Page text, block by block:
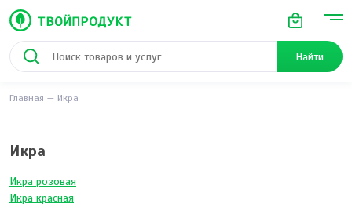
Найти
Главная Икра
Икра
Икра розовая
Икра красная